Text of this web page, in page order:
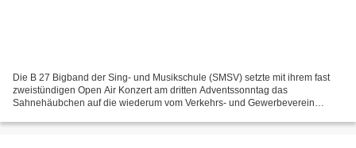
Die B 27 Bigband der Sing- und Musikschule (SMSV) setzte mit ihrem fast
zweistündigen Open Air Konzert am dritten Adventssonntag das
Sahnehäubchen auf die wiederum vom Verkehrs- und Gewerbeverein